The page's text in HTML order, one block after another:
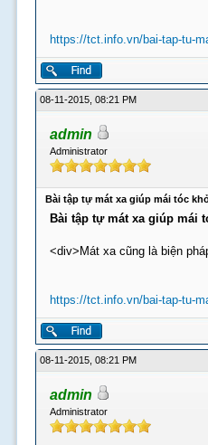
https://tct.info.vn/bai-tap-tu-
08-11-2015, 08:21 PM
admin
Administrator
Bài tập tự mát xa giúp mái tóc
Bài tập tự mát xa giúp mái
<div>Mát xa cũng là biện
https://tct.info.vn/bai-tap-tu-
08-11-2015, 08:21 PM
admin
Administrator